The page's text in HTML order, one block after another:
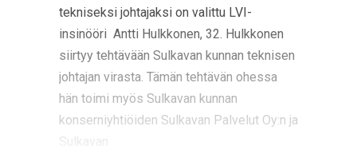
tekniseksi johtajaksi on valittu LVI-
insinööri Antti Hulkkonen, 32. Hulkkonen
siirtyy tehtävään Sulkavan kunnan teknisen
johtajan virasta. Tämän tehtävän ohessa
hän toimi myös Sulkavan kunnan
konserniyhtiöiden Sulkavan Palvelut Oy:n ja
Sulkavan